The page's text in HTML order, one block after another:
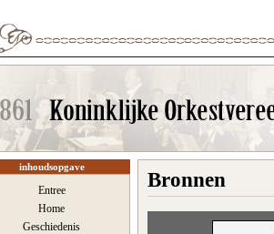
inhoudsopgave
Entree
Home
Geschiedenis
Bronnen